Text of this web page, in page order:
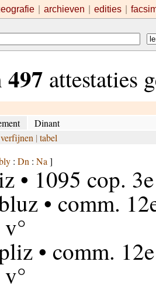
archieven edities
497 attestaties
Dinant
| tabel
: Dn : Na ]
• 1095 cop.
• comm.
• comm.